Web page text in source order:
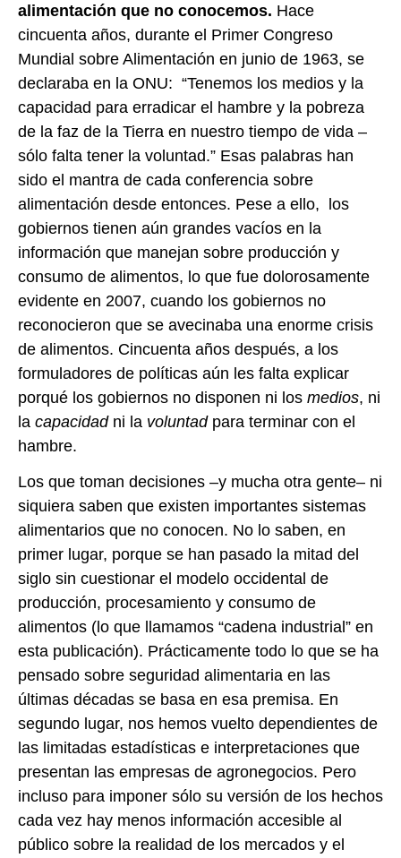
alimentación que no conocemos. Hace
cincuenta años, durante el Primer Congreso
Mundial sobre Alimentación en junio de 1963, se
declaraba en la ONU: “Tenemos los medios y la
capacidad para erradicar el hambre y la pobreza
de la faz de la Tierra en nuestro tiempo de vida –
sólo falta tener la voluntad.” Esas palabras han
sido el mantra de cada conferencia sobre
alimentación desde entonces. Pese a ello, los
gobiernos tienen aún grandes vacíos en la
información que manejan sobre producción y
consumo de alimentos, lo que fue dolorosamente
evidente en 2007, cuando los gobiernos no
reconocieron que se avecinaba una enorme crisis
de alimentos. Cincuenta años después, a los
formuladores de políticas aún les falta explicar
porqué los gobiernos no disponen ni los medios, ni
la capacidadni la voluntad para terminar con el
hambre.
Los que toman decisiones –y mucha otra gente– ni
siquiera saben que existen importantes sistemas
alimentarios que no conocen. No lo saben, en
primer lugar, porque se han pasado la mitad del
siglo sin cuestionar el modelo occidental de
producción, procesamiento y consumo de
alimentos (lo que llamamos “cadena industrial” en
esta publicación). Prácticamente todo lo que se ha
pensado sobre seguridad alimentaria en las
últimas décadas se basa en esa premisa. En
segundo lugar, nos hemos vuelto dependientes de
las limitadas estadísticas e interpretaciones que
presentan las empresas de agronegocios. Pero
incluso para imponer sólo su versión de los hechos
cada vez hay menos información accesible al
público sobre la realidad de los mercados y el